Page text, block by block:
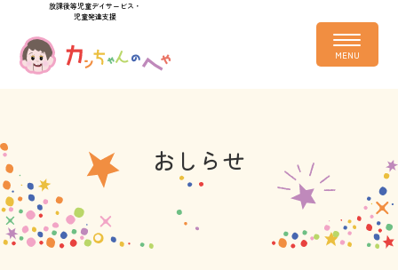
放課後等児童デイサービス・
児童発達支援
おしらせ